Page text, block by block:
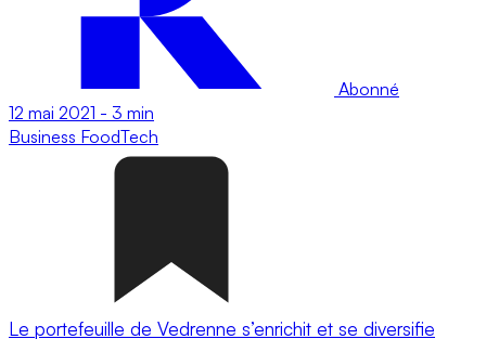
Abonné
12 mai 2021 - 3 min
Business FoodTech
Le portefeuille de Vedrenne s’enrichit et se diversifie